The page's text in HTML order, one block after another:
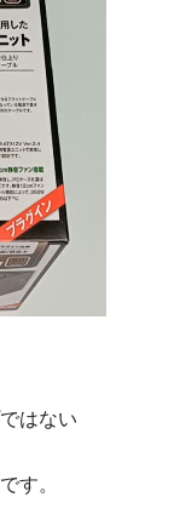
はない
す。